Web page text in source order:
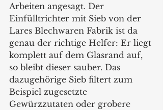
Arbeiten angesagt. Der
Einfülltrichter mit Sieb von der
Lares Blechwaren Fabrik ist da
genau der richtige Helfer: Er liegt
komplett auf dem Glasrand auf,
so bleibt dieser sauber. Das
dazugehörige Sieb filtert zum
Beispiel zugesetzte
Gewürzzutaten oder grobere